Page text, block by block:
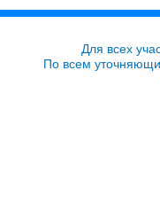
Для всех
По всем